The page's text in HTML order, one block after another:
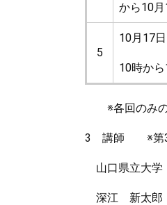
から10月
5
10月17日
10時か
※各回のみの
3 講師 ※第3
山口県立大
深江 新太